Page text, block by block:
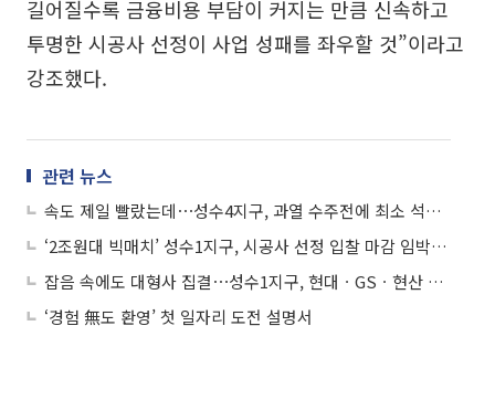
길어질수록 금융비용 부담이 커지는 만큼 신속하고
투명한 시공사 선정이 사업 성패를 좌우할 것”이라고
강조했다.
관련 뉴스
속도 제일 빨랐는데⋯성수4지구, 과열 수주전에 최소 석달 밀렸다
‘2조원대 빅매치’ 성수1지구, 시공사 선정 입찰 마감 임박…“압구정 전초전”
잡음 속에도 대형사 집결⋯성수1지구, 현대ㆍGSㆍ현산 3파전 '촉각'
‘경험 無도 환영’ 첫 일자리 도전 설명서